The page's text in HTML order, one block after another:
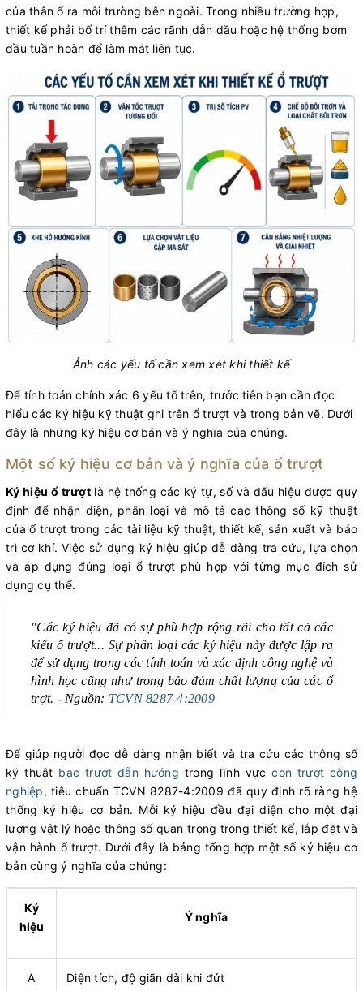
của thân ổ ra môi trường bên ngoài. Trong nhiều trường hợp,
thiết kế phải bố trí thêm các rãnh dẫn dầu hoặc hệ thống bơm
dầu tuần hoàn để làm mát liên tục.
Ảnh các yếu tố cần xem xét khi thiết kế
Để tính toán chính xác 6 yếu tố trên, trước tiên bạn cần đọc
hiểu các ký hiệu kỹ thuật ghi trên ổ trượt và trong bản vẽ. Dưới
đây là những ký hiệu cơ bản và ý nghĩa của chúng.
Một số ký hiệu cơ bản và ý nghĩa của ổ trượt
Ký hiệu ổ trượtlà hệ thống các ký tự, số và dấu hiệu được quy
định để nhận diện, phân loại và mô tả các thông số kỹ thuật
của ổ trượt trong các tài liệu kỹ thuật, thiết kế, sản xuất và bảo
trì cơ khí. Việc sử dụng ký hiệu giúp dễ dàng tra cứu, lựa chọn
và áp dụng đúng loại ổ trượt phù hợp với từng mục đích sử
dụng cụ thể.
"Các ký hiệu đã có sự phù hợp rộng rãi cho tất cả các
kiểu ổ trượt... Sự phân loại các ký hiệu này được lập ra
để sử dụng trong các tính toán và xác định công nghệ và
hình học cũng như trong bảo đảm chất lượng của các ổ
trợt. - Nguồn: TCVN 8287-4:2009
Để giúp người đọc dễ dàng nhận biết và tra cứu các thông số
kỹ thuật bạc trượt dẫn hướng trong lĩnh vựccon trượt công
nghiệp, tiêu chuẩn TCVN 8287-4:2009 đã quy định rõ ràng hệ
thống ký hiệu cơ bản. Mỗi ký hiệu đều đại diện cho một đại
lượng vật lý hoặc thông số quan trọng trong thiết kế, lắp đặt và
vận hành ổ trượt. Dưới đây là bảng tổng hợp một số ký hiệu cơ
bản cùng ý nghĩa của chúng:
Ký
hiệu
Ý nghĩa
A Diện tích, độ giãn dài khi đứt